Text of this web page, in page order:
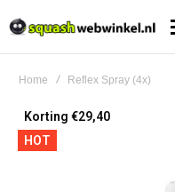
Home Reflex Spray (4x)
Ga
naar
het
Korting €29,40
HOT